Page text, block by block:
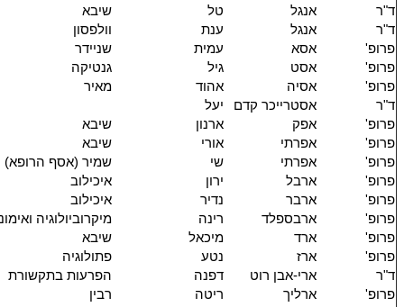
ד"ר
אנגל טל
שיבא
ד"ר
אנגל ענת
וולפסון
פרופ'
אסא עמית
שניידר
פרופ'
אסט גיל
גנטיקה
פרופ'
אסיה אהוד
מאיר
ד"ר
אסטרייכר קדם
יעל
פרופ'
אפק ארנון
שיבא
פרופ'
אפרתי אורי
שיבא
פרופ'
אפרתי שי
שמיר (אסף הרופא)
פרופ'
ארבל ירון
איכילוב
פרופ'
ארבר נדיר
איכילוב
פרופ'
ארבספלד רינה
מיקרוביולוגיה
פרופ'
ארד מיכאל
שיבא
פרופ'
ארז נטע
פתולוגיה
ד"ר
ארי-אבן רוט דפנה
הפרעות בתקשורת
פרופ'
ארליך ריטה
רבין